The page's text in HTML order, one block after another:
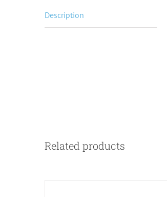
Description
Related products